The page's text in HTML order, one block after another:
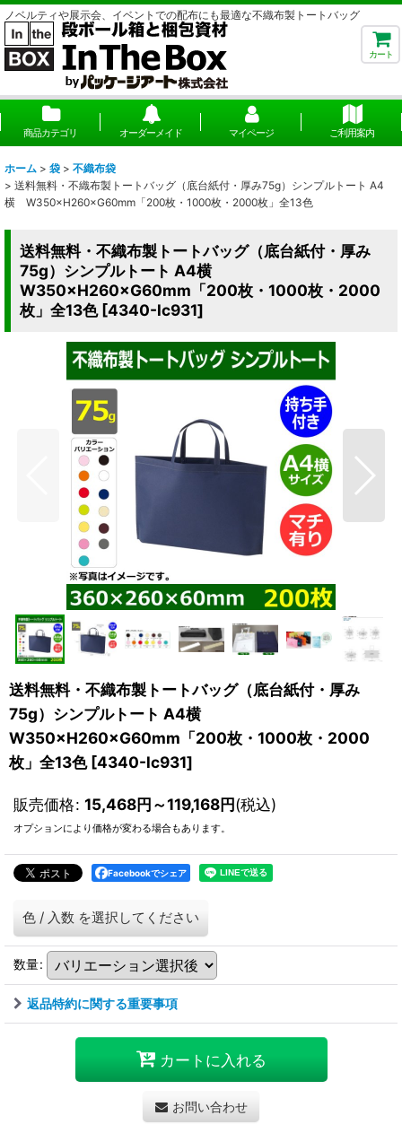
ノベルティや展示会、イベントでの配布にも最適な不織布製トートバッグ
カート
商品カテゴリ オーダーメイド マイページ ご利用案内
ホーム > 袋 > 不織布袋
> 送料無料・不織布製トートバッグ（底台紙付・厚み75g）シンプルトート A4
横 W350×H260×G60mm「200枚・1000枚・2000枚」全13色
送料無料・不織布製トートバッグ（底台紙付・厚み
75g）シンプルトート A4横
W350×H260×G60mm「200枚・1000枚・2000
枚」全13色 [4340-lc931]
送料無料・不織布製トートバッグ（底台紙付・厚み
75g）シンプルトート A4横
W350×H260×G60mm「200枚・1000枚・2000
枚」全13色 [4340-lc931]
販売価格: 15,468円～119,168円(税込)
オプションにより価格が変わる場合もあります。
Facebookでシェア
色 / 入数 を選択してください
数量:
返品特約に関する重要事項
カートに入れる
お問い合わせ